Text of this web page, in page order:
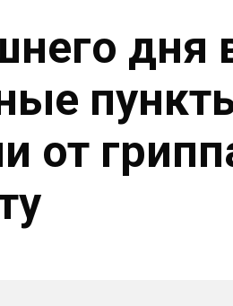
дня
от